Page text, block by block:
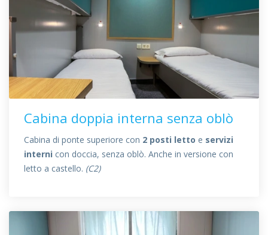
Cabina doppia interna senza oblò
Cabina di ponte superiore con 2 posti letto e servizi
interni con doccia, senza oblò. Anche in versione con
letto a castello. (C2)